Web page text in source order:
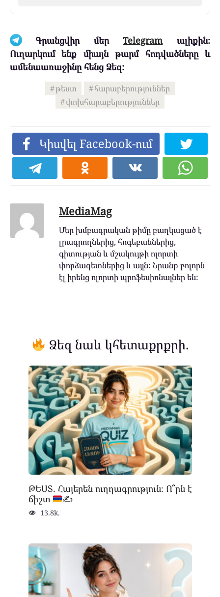
Գրանցվիր մերTelegramալիքին։
Ուղարկում ենք միայն թարմ հոդվածները և
ամենաառաջինը հենց Ձեզ:
թեստ
հարաբերություններ
փոխհարաբերություններ
Կիսվել Facebook-ում
MediaMag
Մեր խմբագրական թիմը բաղկացած է
լրագրողներից, հոգեբաններից,
գիտության և մշակույթի ոլորտի
փորձագետներից և այլն: Նրանք բոլորն
էլ իրենց ոլորտի պրոֆեսիոնալներ են:
Ձեզ նաև կհետաքրքրի.
ԹԵՍՏ. Հայերեն ուղղագրություն։ Ո՞րն է
ճիշտ
✍
13.8k.